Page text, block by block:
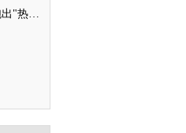
平均气温13至15摄氏度 青海"凉经济"跑出"热消费"